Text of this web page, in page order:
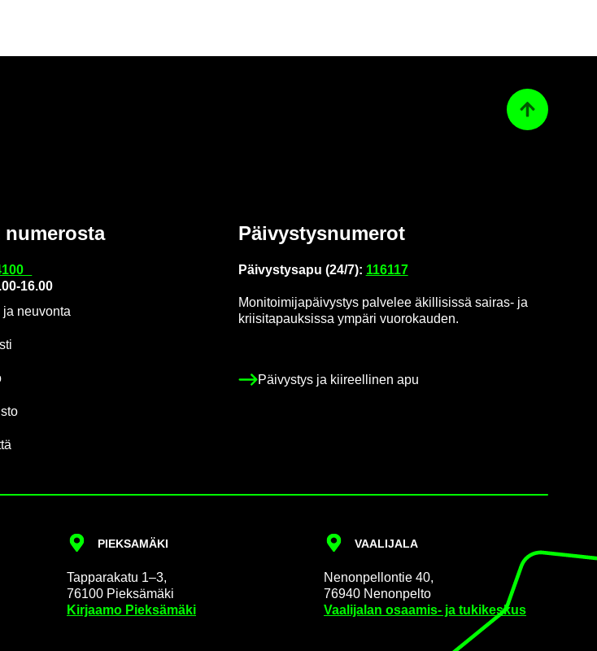
Ta­kai­sin ylös
16.00
neu­von­ta
Päi­vys­tys­nu­me­rot
Päi­vys­tys­a­pu (24/7): 116117
Mo­ni­toi­mi­ja­päi­vys­tys pal­ve­lee äkil­li­sis­sä sairas-​ ja
krii­si­ta­pauk­sis­sa ym­pä­ri vuo­ro­kau­den.
Päi­vys­tys ja kii­reel­li­nen apu
PIEK­SA­MÄ­KI
Tap­pa­ra­ka­tu 1–3,
76100 Piek­sä­mä­ki
Kir­jaa­mo Piek­sä­mä­ki
VAA­LI­JA­LA
Ne­non­pel­lon­tie 40,
76940 Ne­non­pel­to
Vaa­li­ja­lan osaamis-​ ja tu­ki­kes­kus